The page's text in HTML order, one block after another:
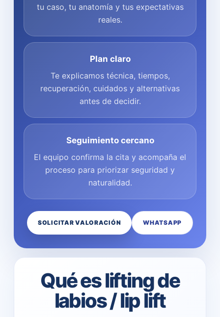
tu caso, tu anatomía y tus expectativas
reales.
Plan claro
Te explicamos técnica, tiempos,
recuperación, cuidados y alternativas
antes de decidir.
Seguimiento cercano
El equipo confirma la cita y acompaña el
proceso para priorizar seguridad y
naturalidad.
SOLICITAR VALORACIÓN WHATSAPP
Qué es lifting de
labios / lip lift